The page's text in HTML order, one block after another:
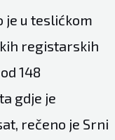
je u teslićkom
registarskih
148
gdje je
rečeno je Srni